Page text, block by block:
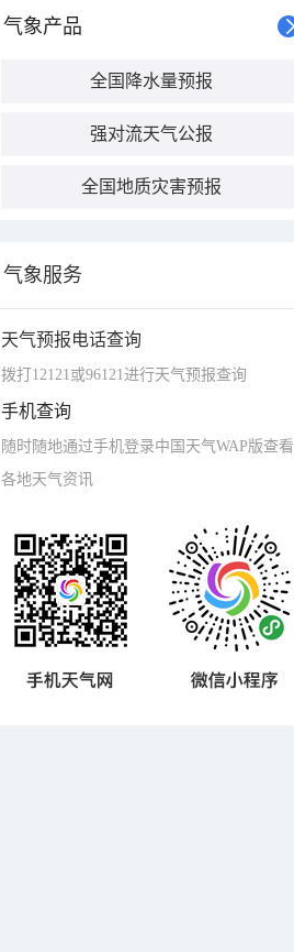
气象产品
全国降水量预报
强对流天气公报
全国地质灾害预报
气象服务
天气预报电话查询
拨打12121或96121进行天气预报查询
手机查询
随时随地通过手机登录中国天气WAP版查看
各地天气资讯